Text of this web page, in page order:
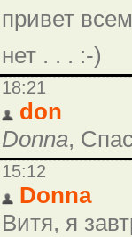
привет
нет . . . :-)
18:21
don
Donna,
15:12
Donna
Витя, я